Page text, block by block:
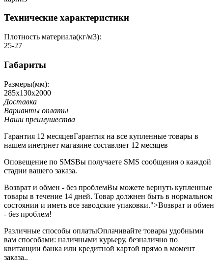
Технические характеристики
Плотность материала(кг/м3):
25-27
Габариты
Размеры(мм):
285х130х2000
Доставка
Варианты оплаты
Наши преимушества
Гарантия 12 месяцевГарантия на все купленные товары в
нашем инетрнет магазине составляет 12 месяцев
Оповещение по SMSВы получаете SMS сообщения о каждой
стадии вашего заказа.
Возврат и обмен - без проблемВы можете вернуть купленные
товары в течение 14 дней. Товар должнен быть в нормальном
состоянии и иметь все заводские упаковки.">Возврат и обмен
- без проблем!
Различные способы оплатыОплачивайте товары удобными
вам способами: наличными курьеру, безналично по
квитанции банка или кредитной картой прямо в момент
заказа..